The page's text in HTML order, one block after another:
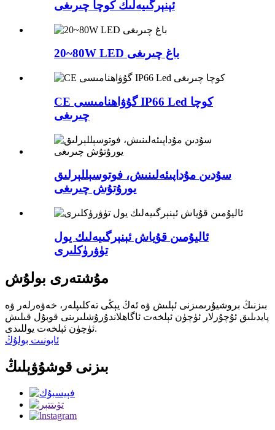
ئېنېرگىيەلىك كوچا چىرىغى
20~80W LED باغ چىرىغى
CE گۇۋاھنامىسى IP66 Led كوچا
چىرىغى
سۇدىن مۇداپىئەلىنىش، فوتوسېللېرلىق
يورۇتۇش چىرىغى
ئاليۇمىن قۇياش ئېنېرگىيەلىك يول
تۈۋرۈكلىرى
مۇشتەرى بولۇش
بىزنىڭ بروشيۇرىمىزنى ئېلىش ۋە ئەڭ يېڭى تەكلىپلەر، خەۋەرلەر ۋە
پايدىلىق ئۇچۇرلار ئۈچۈن ئېلخەت ئاگاھلاندۇرۇشلىرىنى قوبۇل قىلىش
ئۈچۈن ئېلخەت يوللىدى.
ئابونىت بولۇڭ
بىزنى قوشۇۋېلىڭ